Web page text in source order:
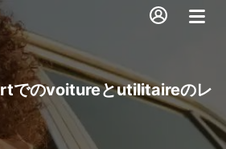
でのvoitureとutilitaireのレ